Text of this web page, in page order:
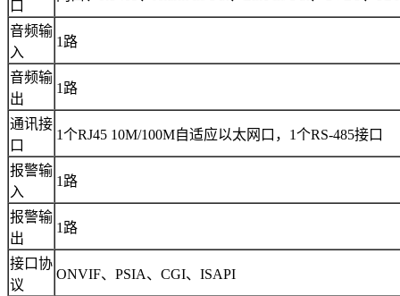
口
音频输
入
1路
音频输
出
1路
通讯接
口
1个RJ45 10M/100M自适应以太网口，1个RS-485接口
报警输
入
1路
报警输
出
1路
接口协
议
ONVIF、PSIA、CGI、ISAPI